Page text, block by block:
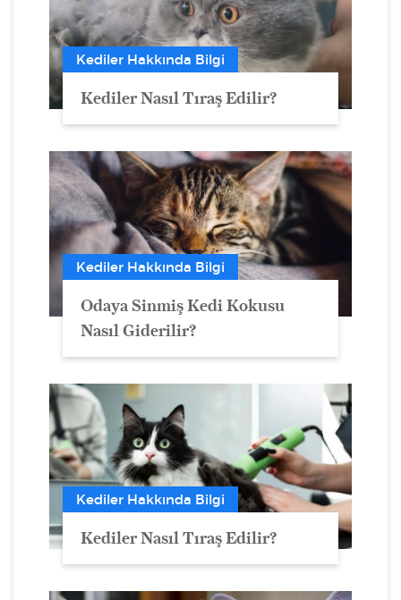
Kediler Hakkında Bilgi
Kediler Nasıl Tıraş Edilir?
Kediler Hakkında Bilgi
Odaya Sinmiş Kedi Kokusu
Nasıl Giderilir?
Kediler Hakkında Bilgi
Kediler Nasıl Tıraş Edilir?